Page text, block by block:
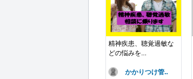
精神疾患、聴覚過敏な
どの悩みを...
かかりつけ管..